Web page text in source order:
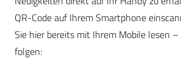
QR-Code auf Ihrem Smartphone
Sie hier bereits mit Ihrem Mobile lesen –
folgen: